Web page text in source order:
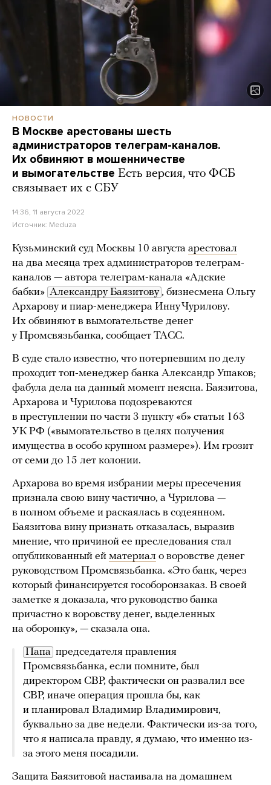
НОВОСТИ
В Москве арестованы шесть
администраторов телеграм-каналов.
Их обвиняют в мошенничестве
и вымогательстве Есть версия, что ФСБ
связывает их с СБУ
14:36, 11 августа 2022
Источник: Meduza
Кузьминский суд Москвы 10 августа арестовал
на два месяца трех администраторов телеграм-
каналов — автора телеграм-канала «Адские
бабки» Александру Баязитову , бизнесмена Ольгу
Архарову и пиар-менеджера Инну Чурилову.
Их обвиняют в вымогательстве денег
у Промсвязьбанка, сообщает ТАСС.
В суде стало известно, что потерпевшим по делу
проходит топ-менеджер банка Александр Ушаков;
фабула дела на данный момент неясна. Баязитова,
Архарова и Чурилова подозреваются
в преступлении по части 3 пункту «б» статьи 163
УК РФ («вымогательство в целях получения
имущества в особо крупном размере»). Им грозит
от семи до 15 лет колонии.
Архарова во время избрании меры пресечения
признала свою вину частично, а Чурилова —
в полном объеме и раскаялась в содеянном.
Баязитова вину признать отказалась, выразив
мнение, что причиной ее преследования стал
опубликованный ей материал о воровстве денег
руководством Промсвязьбанка. «Это банк, через
который финансируется гособоронзаказ. В своей
заметке я доказала, что руководство банка
причастно к воровству денег, выделенных
на оборонку», — сказала она.
Папа председателя правления
Промсвязьбанка, если помните, был
директором СВР, фактически он развалил все
СВР, иначе операция прошла бы, как
и планировал Владимир Владимирович,
буквально за две недели. Фактически из-за того,
что я написала правду, я думаю, что именно из-
за этого меня посадили.
Защита Баязитовой настаивала на домашнем